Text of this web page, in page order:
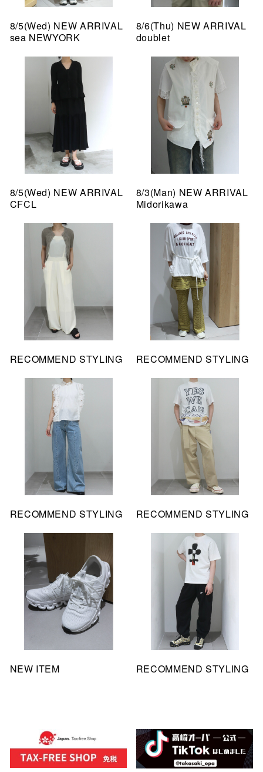
8/5(Wed) NEW ARRIVAL
sea NEWYORK
8/6(Thu) NEW ARRIVAL
doublet
8/5(Wed) NEW ARRIVAL
CFCL
8/3(Man) NEW ARRIVAL
Midorikawa
RECOMMEND STYLING RECOMMEND STYLING
RECOMMEND STYLING RECOMMEND STYLING
NEW ITEM RECOMMEND STYLING